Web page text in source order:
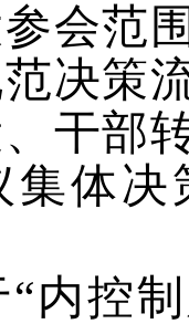
会范
决策
干部
集体
“内控